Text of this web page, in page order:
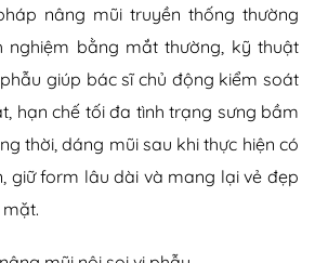
nâng mũi truyền thống thường
nghiệm bằng mắt thường, kỹ thuật
giúp bác sĩ chủ động kiểm soát
hạn chế tối đa tình trạng sưng bầm
thời, dáng mũi sau khi thực hiện có
giữ form lâu dài và mang lại vẻ đẹp